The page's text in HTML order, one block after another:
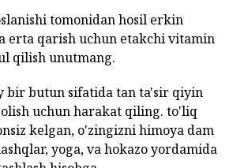
tomonidan hosil erkin
erta qarish uchun etakchi vitamin
qilish unutmang.
bir butun sifatida tan ta'sir qiyin
uchun harakat qiling. to'liq
kelgan, o'zingizni himoya dam
yoga, va hokazo yordamida